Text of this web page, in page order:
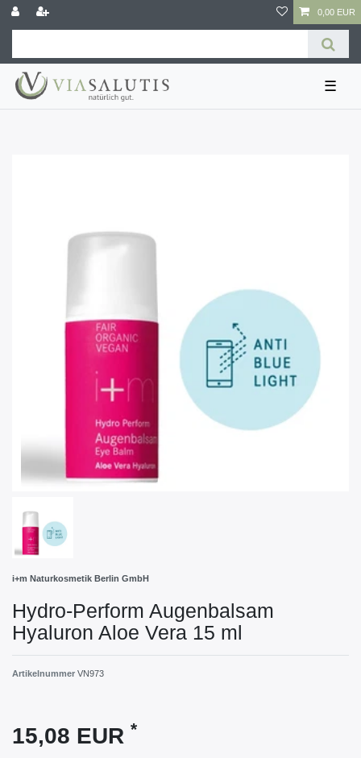
0,00 EUR
☰
i+m Naturkosmetik Berlin GmbH
Hydro-Perform Augenbalsam
Hyaluron Aloe Vera 15 ml
Artikelnummer VN973
15,08 EUR *